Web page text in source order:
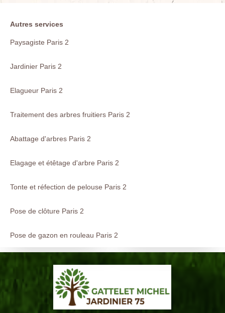
Autres services
Paysagiste Paris 2
Jardinier Paris 2
Elagueur Paris 2
Traitement des arbres fruitiers Paris 2
Abattage d'arbres Paris 2
Elagage et étêtage d'arbre Paris 2
Tonte et réfection de pelouse Paris 2
Pose de clôture Paris 2
Pose de gazon en rouleau Paris 2